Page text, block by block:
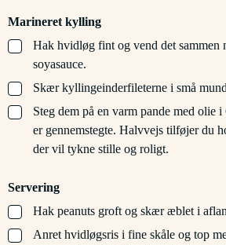
Marineret kylling
▢
Hak hvidløg fint og vend det sammen
soyasauce.
▢
Skær kyllingeinderfileterne i små
▢
Steg dem på en varm pande med olie
er gennemstegte. Halvvejs tilføjer du
der vil tykne stille og roligt.
Servering
▢
Hak peanuts groft og skær æblet i
▢
Anret hvidløgsris i fine skåle og top